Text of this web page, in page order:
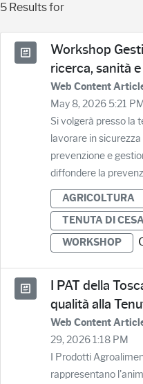
5 Results for
Workshop
ricerca, sanità
Web Content
May 8, 2026 5:21
Si volgerà presso la
lavorare in
prevenzione e
diffondere la
AGRICOLTURA
TENUTA DI
WORKSHOP
I PAT della
qualità alla
Web Content
29, 2026 1:18 PM
I Prodotti
rappresentano